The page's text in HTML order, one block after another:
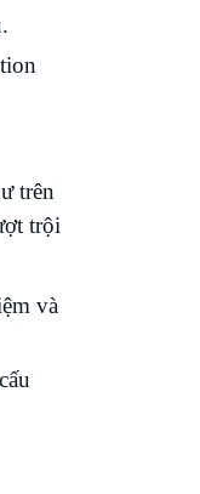
trên
trội
và